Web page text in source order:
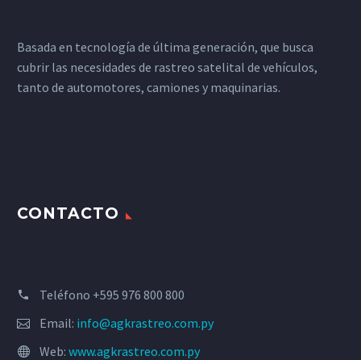
Basada en tecnología de última generación, que busca
cubrir las necesidades de rastreo satelital de vehículos,
tanto de automotores, camiones y maquinarias.
CONTACTO
Teléfono +595 976 800 800
Email: info@agkrastreo.com.py
Web: www.agkrastreo.com.py